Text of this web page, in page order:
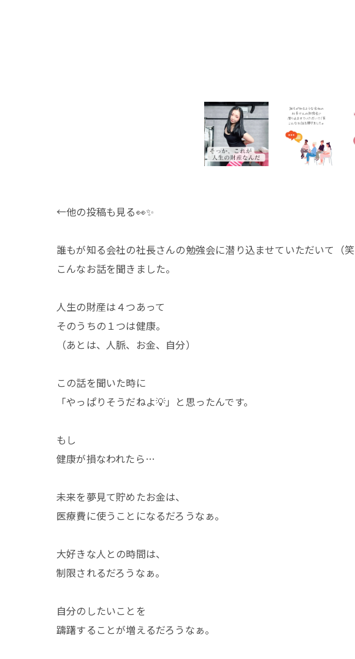
←他の投稿も見る👀✨
誰もが知る会社の社長さんの勉強会に潜り込ませていただいて（笑
こんなお話を聞きました。
人生の財産は４つあって
そのうちの１つは健康。
（あとは、人脈、お金、自分）
この話を聞いた時に
「やっぱりそうだねよ💡」と思ったんです。
もし
健康が損なわれたら…
未来を夢見て貯めたお金は、
医療費に使うことになるだろうなぁ。
大好きな人との時間は、
制限されるだろうなぁ。
自分のしたいことを
躊躇することが増えるだろうなぁ。